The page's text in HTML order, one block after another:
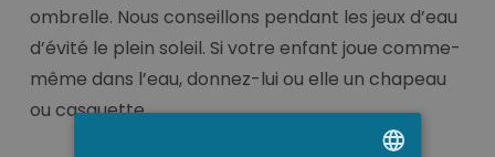
ombrelle. Nous conseillons pendant les jeux d’eau
d’évité le plein soleil. Si votre enfant joue comme-
même dans l’eau, donnez-lui ou elle un chapeau
ou casquette.